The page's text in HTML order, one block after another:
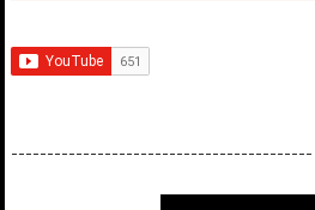
------------------------------------------